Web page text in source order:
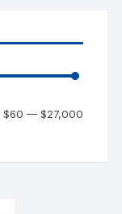
$60 — $27,000